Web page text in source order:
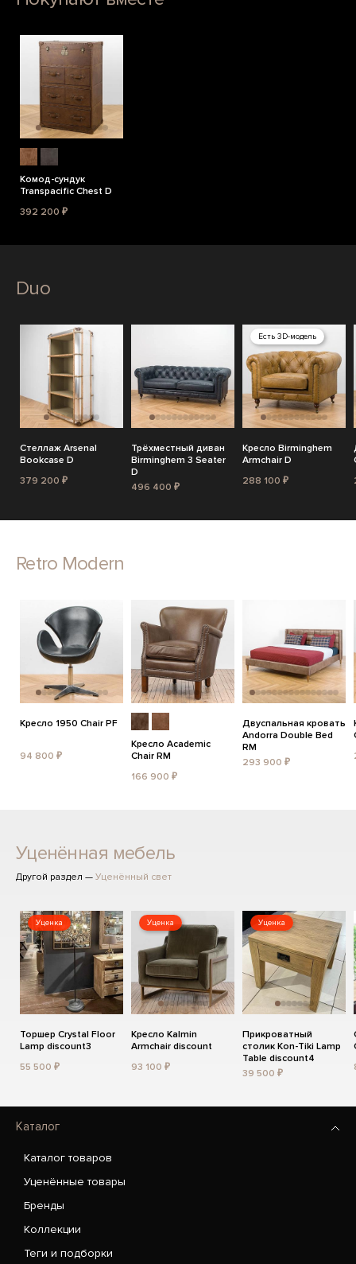
Комод-сундук
Transpacific Chest D
392 200 ₽
Duo
Стеллаж Arsenal
Bookcase D
379 200 ₽
Трёхместный диван
Birminghem 3 Seater
D
496 400 ₽
Есть 3D-модель
Кресло Birminghem
Armchair D
288 100 ₽
Retro Modern
Кресло 1950 Chair PF
94 800 ₽
Кресло Academic
Chair RM
166 900 ₽
Двуспальная кровать
Andorra Double Bed
RM
293 900 ₽
Уценённая мебель
Другой раздел — Уценённый свет
Уценка
Торшер Crystal Floor
Lamp discount3
55 500 ₽
Уценка
Кресло Kalmin
Armchair discount
93 100 ₽
Уценка
Прикроватный
столик Kon-Tiki Lamp
Table discount4
39 500 ₽
Каталог
Каталог товаров
Уценённые товары
Бренды
Коллекции
Теги и подборки